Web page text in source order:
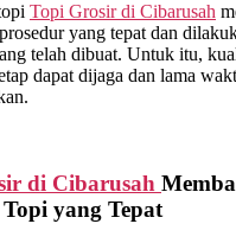
Topi Grosir di Cibarusah
yang tepat dan
telah dibuat. Untuk itu,
dapat dijaga dan lama
di Cibarusah
yang Tepat